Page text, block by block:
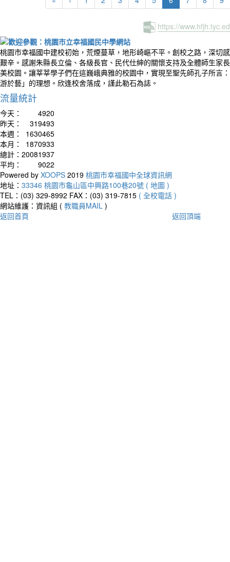
https://
桃園市幸福國中建校初始，荒煙蔓草，地形崎嶇不平。創校之路，深切
艱辛。感謝朱縣長立倫、各級長官、民代仕紳的關懷支持及全體師生家
美校園。讓莘莘學子們在這巍峨典雅的校園中，實現至聖先師孔子所言
游於藝」的理想。欣逢校舍落成，謹此勒石為誌。
流量統計
今天：
4920
昨天：
319493
本週：
1630465
本月：
1870933
總計： 20081937
平均：
9022
Powered by XOOPS 2019 桃園市幸福國中全球資訊網
地址： 33346 桃園市龜山區中興路100巷20號 ( 地圖 )
TEL：(03) 329-8992 FAX：(03) 319-7815 ( 全校電話 )
網站維護：資訊組 ( 教職員MAIL )
返回首頁
返回頂端